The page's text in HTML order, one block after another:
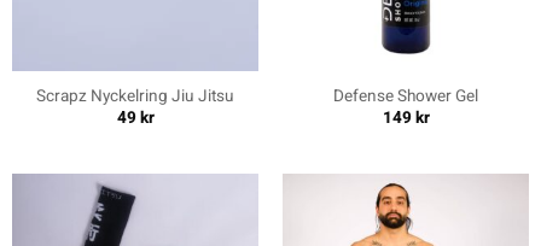
Scrapz Nyckelring Jiu Jitsu
49kr
Defense Shower Gel
149kr